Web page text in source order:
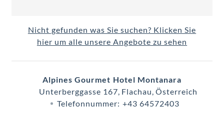
Nicht gefunden was Sie suchen? Klicken Sie
hier um alle unsere Angebote zu sehen
Alpines Gourmet Hotel Montanara
Unterberggasse 167 Flachau Österreich
Telefonnummer: +43 64572403